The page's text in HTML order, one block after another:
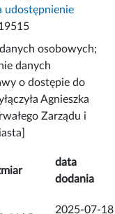
udostępnienie
osobowych;
danych
o dostępie do
Agnieszka
Zarządu i
data
dodania
2025-07-18